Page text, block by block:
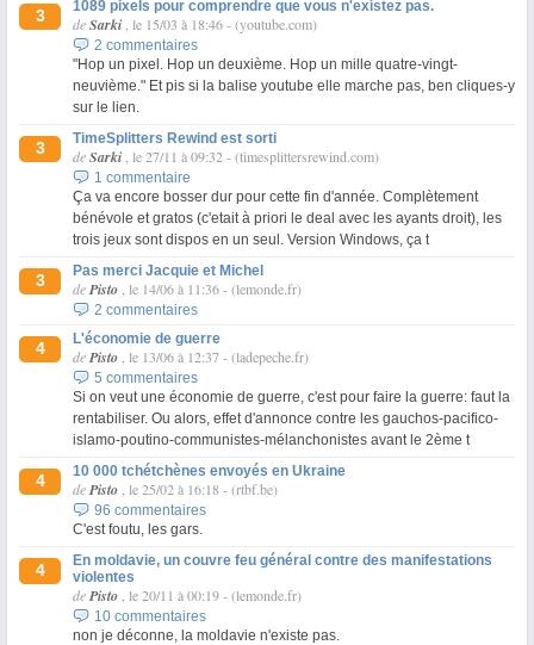
3 1089 pixels pour comprendre que vous n'existez pas.
deSarki , le 15/03 à 18:46-(youtube.com)
2 commentaires
"Hop un pixel. Hop un deuxième. Hop un mille quatre-vingt-
neuvième." Et pis si la balise youtube elle marche pas, ben cliques-y
sur le lien.
3 TimeSplitters Rewind est sorti
deSarki , le 27/11 à 09:32 -(timesplittersrewind.com)
1 commentaire
Ça va encore bosser dur pour cette fin d'année. Complètement
bénévole et gratos (c'etait à priori le deal avec les ayants droit), les
trois jeux sont dispos en un seul. Version Windows, ça t
3 Pas merci Jacquie et Michel
dePisto , le 14/06 à 11:36-(lemonde.fr)
2 commentaires
4 L'économie de guerre
dePisto , le 13/06 à 12:37-(ladepeche.fr)
5 commentaires
Si on veut une économie de guerre, c'est pour faire la guerre: faut la
rentabiliser. Ou alors, effet d'annonce contre les gauchos-pacifico-
islamo-poutino-communistes-mélanchonistes avant le 2ème t
4 10 000 tchétchènes envoyés en Ukraine
dePisto , le 25/02 à 16:18 -(rtbf.be)
96 commentaires
C'est foutu, les gars.
4
En moldavie, un couvre feu général contre des manifestations
violentes
dePisto , le 20/11 à 00:19-(lemonde.fr)
10 commentaires
non je déconne, la moldavie n'existe pas.